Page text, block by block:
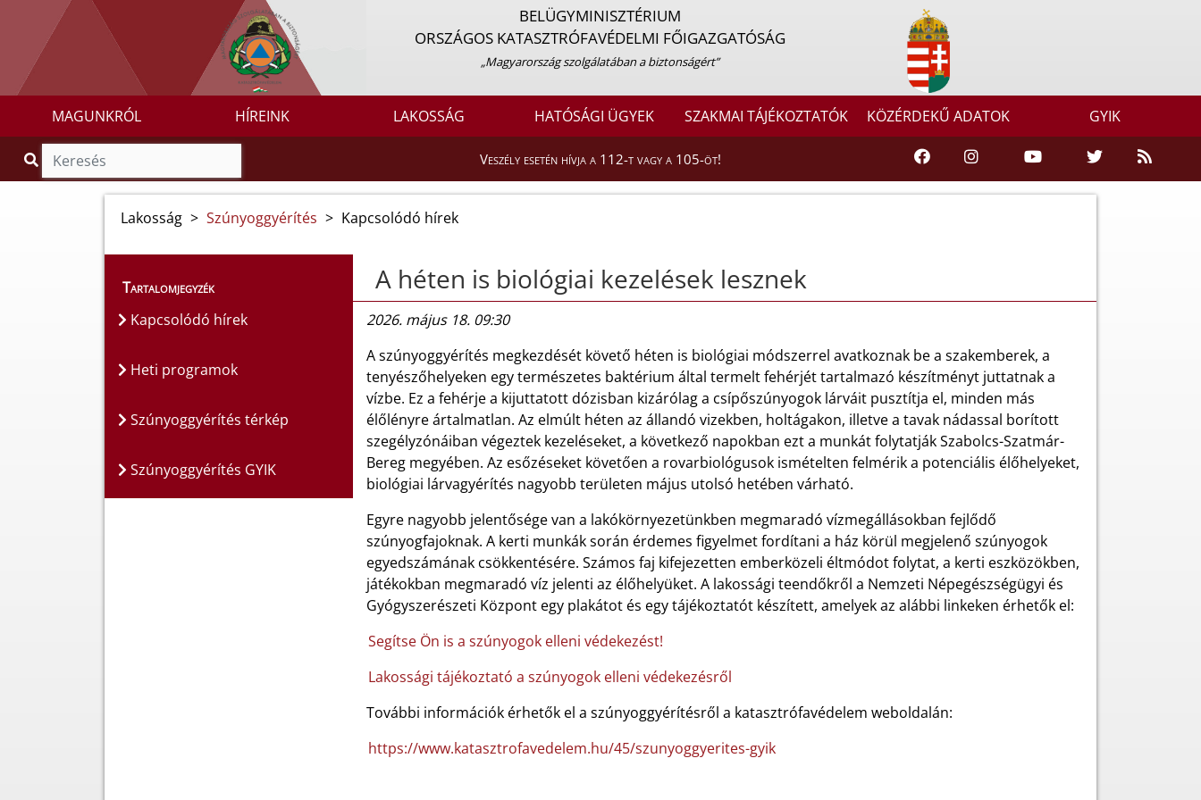
BELÜGYMINISZTÉRIUM
ORSZÁGOS KATASZTRÓFAVÉDELMI FŐIGAZGATÓSÁG
„Magyarország szolgálatában a biztonságért”
MAGUNKRÓL HÍREINK LAKOSSÁG HATÓSÁGI ÜGYEK SZAKMAI TÁJÉKOZTATÓK KÖZÉRDEKŰ ADATOK GYIK
Veszély esetén hívja a 112-t vagy a 105-öt!
Lakosság > Szúnyoggyérítés > Kapcsolódó hírek
Tartalomjegyzék
Kapcsolódó hírek
Heti programok
Szúnyoggyérítés térkép
Szúnyoggyérítés GYIK
A héten is biológiai kezelések lesznek
2026. május 18. 09:30
A szúnyoggyérítés megkezdését követő héten is biológiai módszerrel avatkoznak be a szakemberek, a
tenyészőhelyeken egy természetes baktérium által termelt fehérjét tartalmazó készítményt juttatnak a
vízbe. Ez a fehérje a kijuttatott dózisban kizárólag a csípőszúnyogok lárváit pusztítja el, minden más
élőlényre ártalmatlan. Az elmúlt héten az állandó vizekben, holtágakon, illetve a tavak nádassal borított
szegélyzónáiban végeztek kezeléseket, a következő napokban ezt a munkát folytatják Szabolcs-Szatmár-
Bereg megyében. Az esőzéseket követően a rovarbiológusok ismételten felmérik a potenciális élőhelyeket,
biológiai lárvagyérítés nagyobb területen május utolsó hetében várható.
Egyre nagyobb jelentősége van a lakókörnyezetünkben megmaradó vízmegállásokban fejlődő
szúnyogfajoknak. A kerti munkák során érdemes figyelmet fordítani a ház körül megjelenő szúnyogok
egyedszámának csökkentésére. Számos faj kifejezetten emberközeli éltmódot folytat, a kerti eszközökben,
játékokban megmaradó víz jelenti az élőhelyüket. A lakossági teendőkről a Nemzeti Népegészségügyi és
Gyógyszerészeti Központ egy plakátot és egy tájékoztatót készített, amelyek az alábbi linkeken érhetők el:
Segítse Ön is a szúnyogok elleni védekezést!
Lakossági tájékoztató a szúnyogok elleni védekezésről
További információk érhetők el a szúnyoggyérítésről a katasztrófavédelem weboldalán:
https://www.katasztrofavedelem.hu/45/szunyoggyerites-gyik